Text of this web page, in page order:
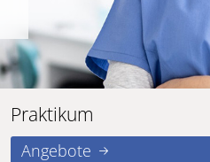
Praktikum
Angebote